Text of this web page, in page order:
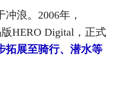
浪。2006年，
HERO Digital，正式
拓展至骑行、潜水等